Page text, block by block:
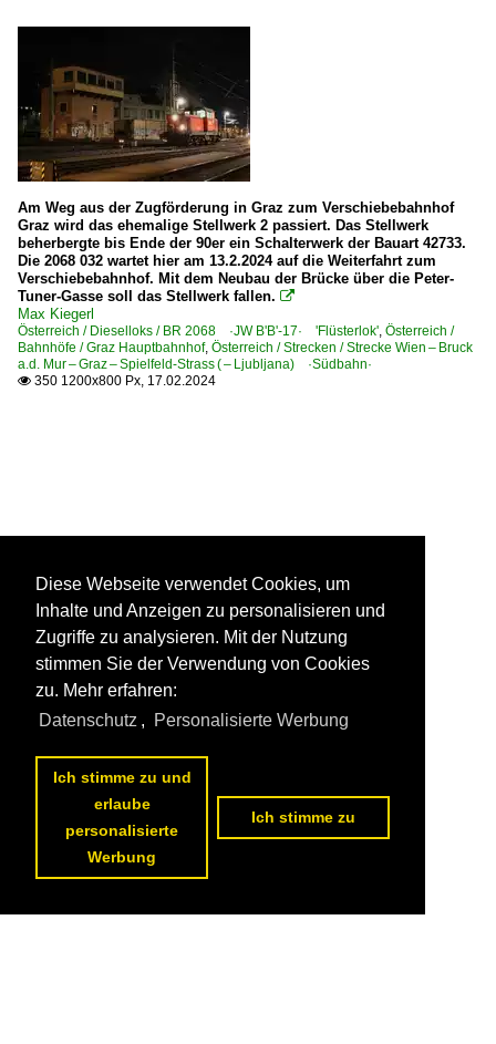
Am Weg aus der Zugförderung in Graz zum Verschiebebahnhof
Graz wird das ehemalige Stellwerk 2 passiert. Das Stellwerk
beherbergte bis Ende der 90er ein Schalterwerk der Bauart 42733.
Die 2068 032 wartet hier am 13.2.2024 auf die Weiterfahrt zum
Verschiebebahnhof. Mit dem Neubau der Brücke über die Peter-
Tuner-Gasse soll das Stellwerk fallen. 
Max Kiegerl
Österreich / Dieselloks / BR 2068 ·JW B'B'-17· 'Flüsterlok', Österreich /
Bahnhöfe / Graz Hauptbahnhof, Österreich / Strecken / Strecke Wien – Bruck
a.d. Mur – Graz – Spielfeld-Strass ( – Ljubljana) ·Südbahn·
 350 1200x800 Px, 17.02.2024
Diese Webseite verwendet Cookies, um
Inhalte und Anzeigen zu personalisieren und
Zugriffe zu analysieren. Mit der Nutzung
stimmen Sie der Verwendung von Cookies
zu. Mehr erfahren:
Datenschutz , Personalisierte Werbung
Ich stimme zu und
erlaube
personalisierte
Werbung
Ich stimme zu